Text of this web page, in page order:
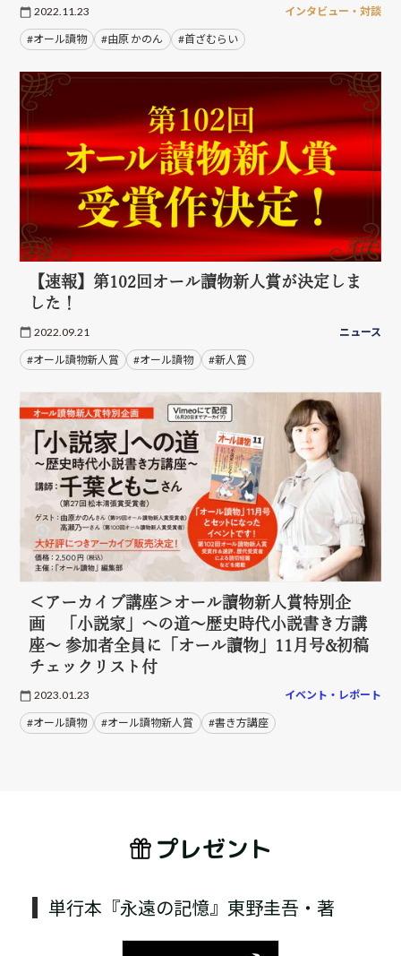
2022.11.23 インタビュー・対談
#オール讀物 #由原 かのん #首ざむらい
【速報】第102回オール讀物新人賞が決定しま
した！
2022.09.21 ニュース
#オール讀物新人賞 #オール讀物 #新人賞
＜アーカイブ講座＞オール讀物新人賞特別企
画 「小説家」への道～歴史時代小説書き方講
座～ 参加者全員に「オール讀物」11月号&初稿
チェックリスト付
2023.01.23 イベント・レポート
#オール讀物 #オール讀物新人賞 #書き方講座
プレゼント
単行本『永遠の記憶』東野圭吾・著